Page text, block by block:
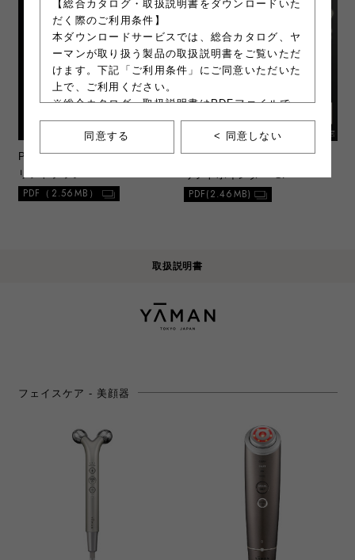
【総合カタログ・取扱説明書をダウンロードいた
だく際のご利用条件】
本ダウンロードサービスでは、総合カタログ、ヤ
ーマンが取り扱う製品の取扱説明書をご覧いただ
けます。下記「ご利用条件」にご同意いただいた
上で、ご利用ください。
※総合カタログ、取扱説明書はPDFファイルで
す。ファイルの容量が大きいので、ご注意くださ
※一部製品にて、別紙類のダウンロードサービス
安全上の注意喚起等が記載された印刷物を指しま
す。
1）本ウェブサイトからダウンロードした総合
の取扱説明書のうち提供が可能なもののみを
に直接お問い合わせの上、ご購入いただきま
すようお願いいたします。なお、カスタマー
サポートにて無償での印刷等のサービスは行
っておりませんことをご了承ください。
3）製品の生産中止などの理由により、お求め
の取扱説明書をご提供できない場合がありま
すので、あらかじめご了承ください。
同意する < 同意しない
PR-PSM200ヴェーダハイパー
リフトブラシ
PDF（2.56MB）
PR-PSM81-1WAVY ニードル
リフトポインター SP
PDF(2.46MB)
取扱説明書
フェイスケア - 美顔器